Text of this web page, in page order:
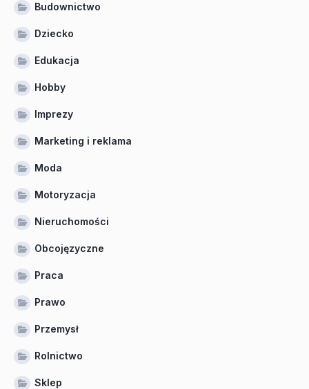
Budownictwo
Dziecko
Edukacja
Hobby
Imprezy
Marketing i reklama
Moda
Motoryzacja
Nieruchomości
Obcojęzyczne
Praca
Prawo
Przemysł
Rolnictwo
Sklep